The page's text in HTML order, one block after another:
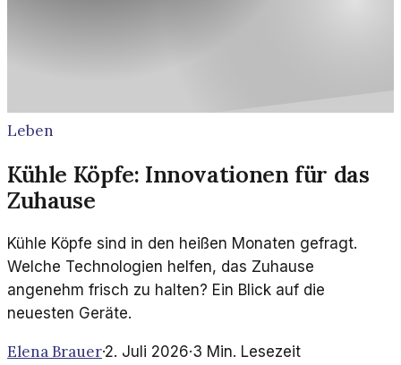
Leben
Kühle Köpfe: Innovationen für das
Zuhause
Kühle Köpfe sind in den heißen Monaten gefragt.
Welche Technologien helfen, das Zuhause
angenehm frisch zu halten? Ein Blick auf die
neuesten Geräte.
Elena Brauer·2. Juli 2026·3 Min. Lesezeit